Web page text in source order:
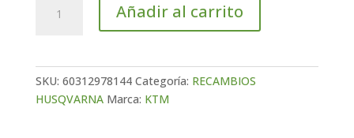
CARRIER
Añadir al carrito
SKU: 60312978144 Categoría: RECAMBIOS
HUSQVARNA Marca: KTM